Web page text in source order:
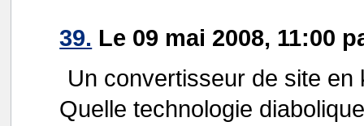
39. Le 09 mai 2008, 11:00
Un convertisseur de site en
Quelle technologie